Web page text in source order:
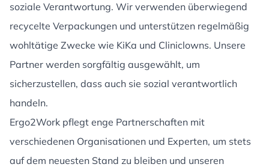
soziale Verantwortung. Wir verwenden überwiegend
recycelte Verpackungen und unterstützen regelmäßig
wohltätige Zwecke wie KiKa und Cliniclowns. Unsere
Partner werden sorgfältig ausgewählt, um
sicherzustellen, dass auch sie sozial verantwortlich
handeln.
Ergo2Work pflegt enge Partnerschaften mit
verschiedenen Organisationen und Experten, um stets
auf dem neuesten Stand zu bleiben und unseren